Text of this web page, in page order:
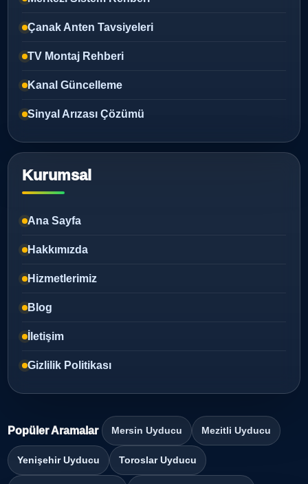
Çanak Anten Tavsiyeleri
TV Montaj Rehberi
Kanal Güncelleme
Sinyal Arızası Çözümü
Kurumsal
Ana Sayfa
Hakkımızda
Hizmetlerimiz
Blog
İletişim
Gizlilik Politikası
Popüler Aramalar Mersin Uyducu Mezitli Uyducu
Yenişehir Uyducu Toroslar Uyducu